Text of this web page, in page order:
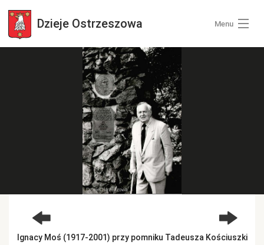
Dzieje Ostrzeszowa Menu
Wszystkie zdjęcia
Ignacy Moś (1917-2001) przy pomniku Tadeusza Kościuszki